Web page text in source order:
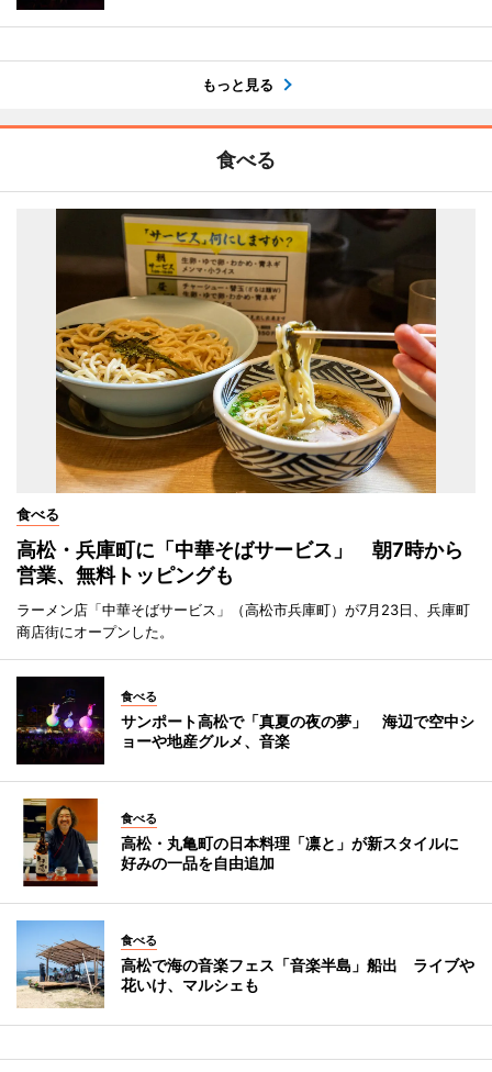
もっと見る
食べる
食べる
高松・兵庫町に「中華そばサービス」 朝7時から
営業、無料トッピングも
ラーメン店「中華そばサービス」（高松市兵庫町）が7月23日、兵庫町
商店街にオープンした。
食べる
サンポート高松で「真夏の夜の夢」 海辺で空中シ
ョーや地産グルメ、音楽
食べる
高松・丸亀町の日本料理「凛と」が新スタイルに
好みの一品を自由追加
食べる
高松で海の音楽フェス「音楽半島」船出 ライブや
花いけ、マルシェも